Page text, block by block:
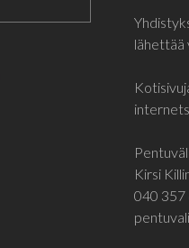
lähettää
Kirsi
040 357